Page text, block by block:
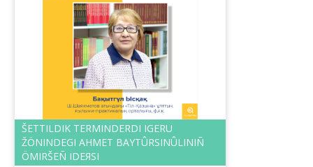
ŠETTІLDІK TERMINDERDІ IGERU
ŽÖNІNDEGІ AHMET BAYTÛRSINÛLINIÑ
ÖMІRŠEÑ IDEЯSI